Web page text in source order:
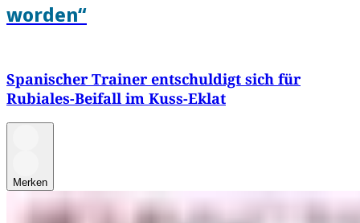
worden“
Spanischer Trainer entschuldigt sich für
Rubiales-Beifall im Kuss-Eklat
Merken